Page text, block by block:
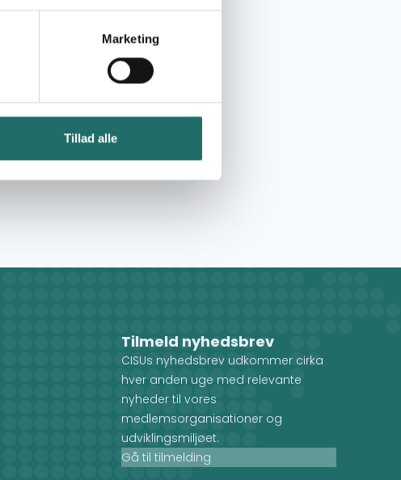
Marketing
Tillad alle
Tilmeld nyhedsbrev
CISUs nyhedsbrev udkommer cirka
hver anden uge med relevante
nyheder til vores
medlemsorganisationer og
udviklingsmiljøet.
Gå til tilmelding